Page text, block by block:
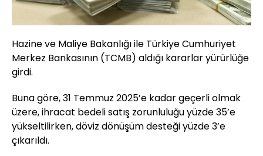
Hazine ve Maliye Bakanlığı ile Türkiye Cumhuriyet
Merkez Bankasının (TCMB) aldığı kararlar yürürlüğe
girdi.
Buna göre, 31 Temmuz 2025’e kadar geçerli olmak
üzere, ihracat bedeli satış zorunluluğu yüzde 35’e
yükseltilirken, döviz dönüşüm desteği yüzde 3’e
çıkarıldı.